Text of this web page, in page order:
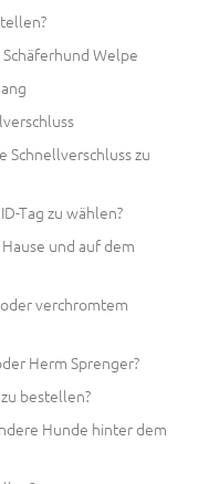
Welpe
Schnellverschluss zu
Tag zu wählen?
und auf dem
verchromtem
Herm Sprenger?
bestellen?
Hunde hinter dem